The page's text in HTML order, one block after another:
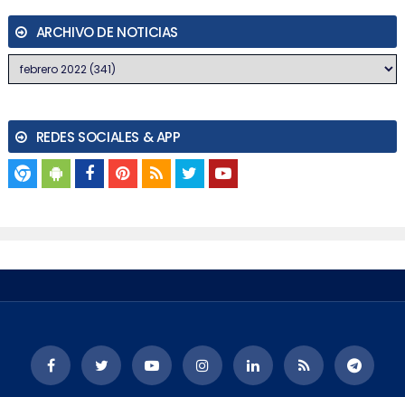
ARCHIVO DE NOTICIAS
REDES SOCIALES & APP